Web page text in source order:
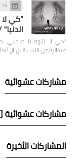
14 أكتوبر 2022
"كي لا
"كي لا تتوه يا صاحبي:
عبدالرحمن الليث قبل أن
مشاركات عشوائية
مشاركات
المشاركات الأخيرة